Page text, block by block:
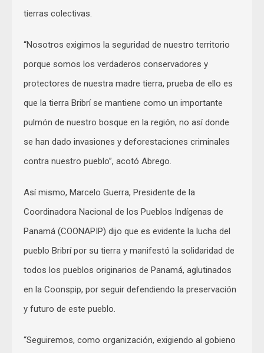
tierras colectivas.
“Nosotros exigimos la seguridad de nuestro territorio
porque somos los verdaderos conservadores y
protectores de nuestra madre tierra, prueba de ello es
que la tierra Bribrí se mantiene como un importante
pulmón de nuestro bosque en la región, no así donde
se han dado invasiones y deforestaciones criminales
contra nuestro pueblo”, acotó Abrego.
Así mismo, Marcelo Guerra, Presidente de la
Coordinadora Nacional de los Pueblos Indígenas de
Panamá (COONAPIP) dijo que es evidente la lucha del
pueblo Bribrí por su tierra y manifestó la solidaridad de
todos los pueblos originarios de Panamá, aglutinados
en la Coonspip, por seguir defendiendo la preservación
y futuro de este pueblo.
“Seguiremos, como organización, exigiendo al gobieno